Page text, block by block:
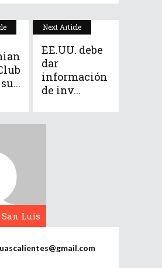
Next Article
EE.UU. debe
dar
información
de inv...
Luis